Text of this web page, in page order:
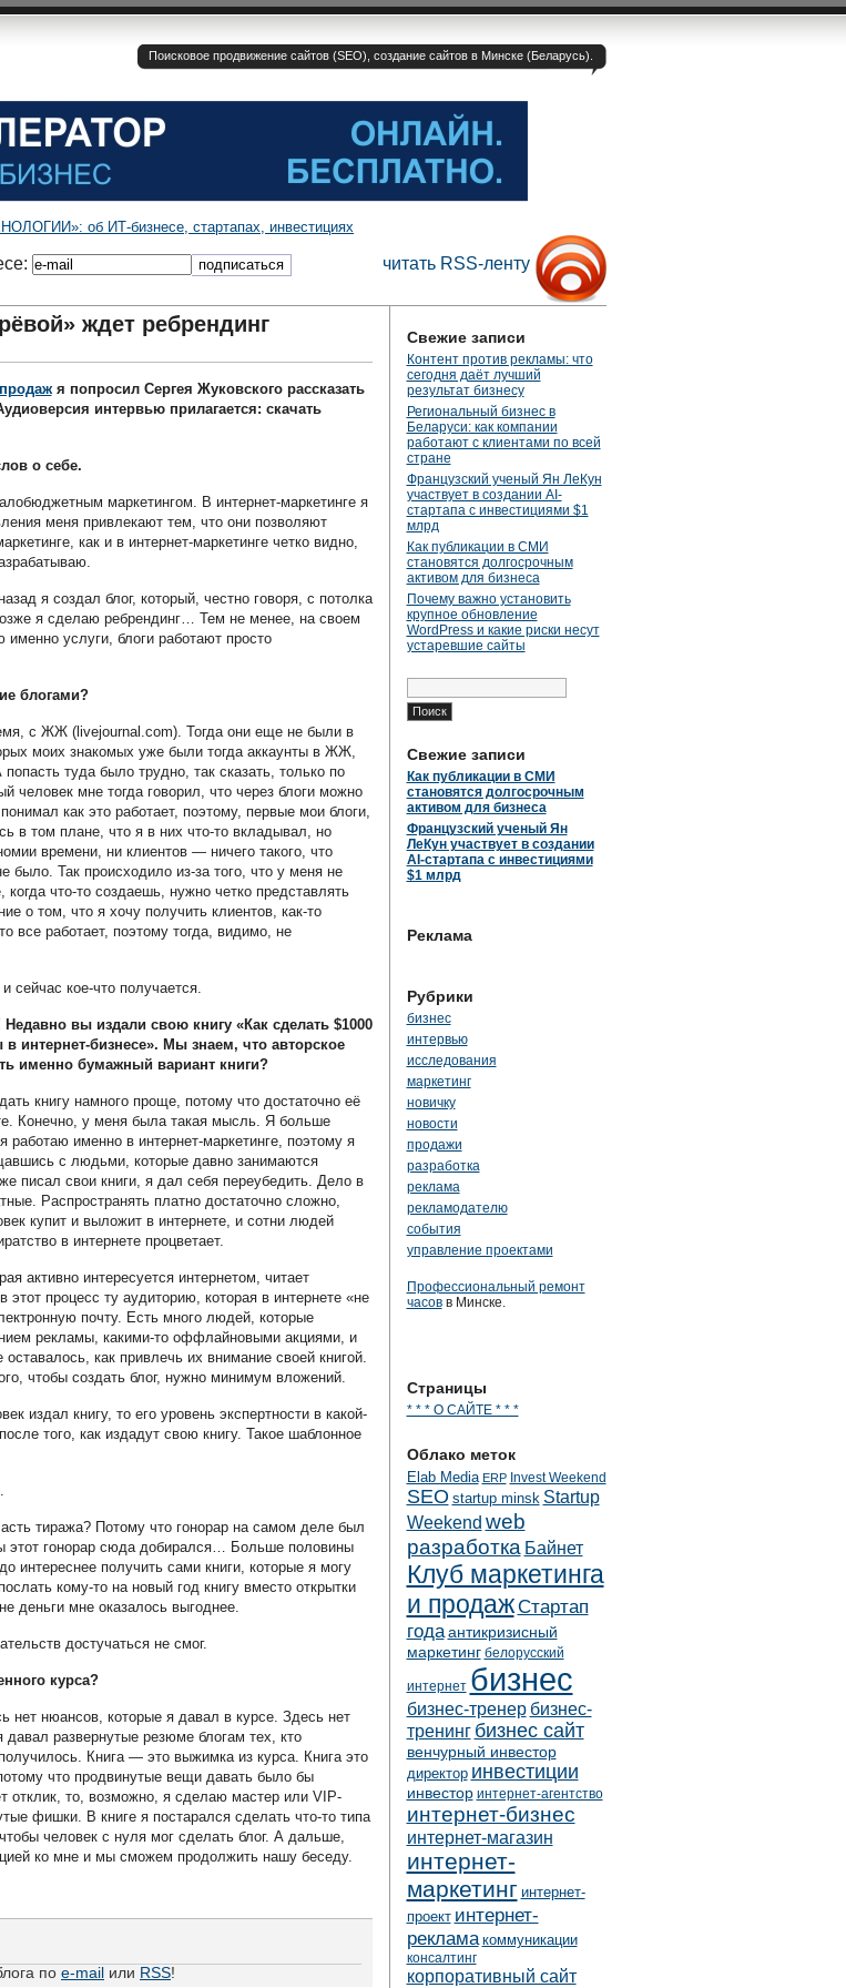
Поисковое продвижение сайтов (SEO), создание сайтов в Минске (Беларусь).
об ИТ-бизнесе, стартапах, инвестициях
читать RSS-ленту
ждет ребрендинг
я попросил Сергея Жуковского рассказать
интервью прилагается: скачать
о себе.
маркетингом. В интернет-маркетинге я
меня привлекают тем, что они позволяют
как и в интернет-маркетинге четко видно,
я создал блог, который, честно говоря, с потолка
я сделаю ребрендинг… Тем не менее, на своем
услуги, блоги работают просто
блогами?
с ЖЖ (livejournal .com). Тогда они еще не были в
моих знакомых уже были тогда аккаунты в ЖЖ,
туда было трудно, так сказать, только по
человек мне тогда говорил, что через блоги можно
как это работает, поэтому, первые мои блоги,
в том плане, что я в них что-то вкладывал, но
времени, ни клиентов — ничего такого, что
было. Так происходило из-за того, что у меня не
что-то создаешь, нужно четко представлять
о том, что я хочу получить клиентов, как-то
все работает, поэтому тогда, видимо, не
сейчас кое-что получается.
вы издали свою книгу «Как сделать $1000
интернет-бизнесе». Мы знаем, что авторское
именно бумажный вариант книги?
книгу намного проще, потому что достаточно её
Конечно, у меня была такая мысль. Я больше
именно в интернет-маркетинге, поэтому я
с людьми, которые давно занимаются
писал свои книги, я дал себя переубедить. Дело в
Распространять платно достаточно сложно,
купит и выложит в интернете, и сотни людей
в интернете процветает.
активно интересуется интернетом, читает
процесс ту аудиторию, которая в интернете «не
почту. Есть много людей, которые
рекламы, какими-то оффлайновыми акциями, и
как привлечь их внимание своей книгой.
чтобы создать блог, нужно минимум вложений.
издал книгу, то его уровень экспертности в какой-
того, как издадут свою книгу. Такое шаблонное
тиража? Потому что гонорар на самом деле был
этот гонорар сюда добирался… Больше половины
интереснее получить сами книги, которые я могу
кому-то на новый год книгу вместо открытки
деньги мне оказалось выгоднее.
достучаться не смог.
курса?
нет нюансов, которые я давал в курсе. Здесь нет
давал развернутые резюме блогам тех, кто
Книга — это выжимка из курса. Книга это
что продвинутые вещи давать было бы
отклик, то, возможно, я сделаю мастер или VIP-
фишки. В книге я постарался сделать что-то типа
человек с нуля мог сделать блог. А дальше,
ко мне и мы сможем продолжить нашу беседу.
по e-mail или RSS!
Свежие записи
Контент против рекламы: что
сегодня даёт лучший
результат бизнесу
Региональный бизнес в
Беларуси: как компании
работают с клиентами по всей
стране
Французский ученый Ян ЛеКун
участвует в создании AI-
стартапа с инвестициями $1
млрд
Как публикации в СМИ
становятся долгосрочным
активом для бизнеса
Почему важно установить
крупное обновление
WordPress и какие риски несут
устаревшие сайты
Найти:
Свежие записи
Как публикации в СМИ
становятся долгосрочным
активом для бизнеса
Французский ученый Ян
ЛеКун участвует в создании
AI-стартапа с инвестициями
$1 млрд
Реклама
Рубрики
бизнес
интервью
исследования
маркетинг
новичку
новости
продажи
разработка
реклама
рекламодателю
события
управление проектами
Профессиональный ремонт
часовв Минске.
Страницы
* * * О САЙТЕ * * *
Облако меток
Elab Media ERP Invest Weekend
SEO startup minsk Startup
Weekend web
разработка Байнет
Клуб маркетинга
и продажСтартап
года антикризисный
маркетинг белорусский
интернет бизнес
бизнес-тренер бизнес-
тренинг бизнес сайт
венчурный инвестор
директор инвестиции
инвестор интернет-агентство
интернет-бизнес
интернет-магазин
интернет-
маркетинг интернет-
проект интернет-
реклама коммуникации
консалтинг
корпоративный сайт